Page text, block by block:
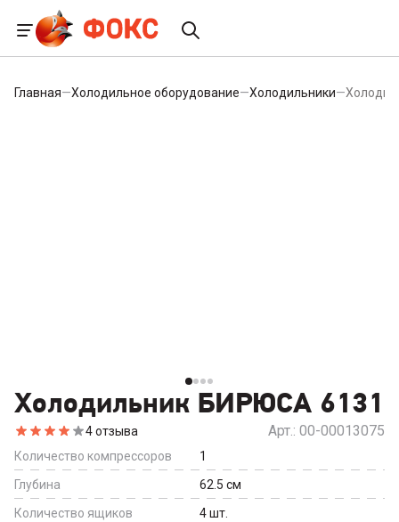
Главная—Холодильное оборудование—Холодильники—
Холодильник БИРЮСА 6131
4отзыва Арт.: 00-00013075
Количество компрессоров
1
Глубина
62.5 см
Количество ящиков
4шт.